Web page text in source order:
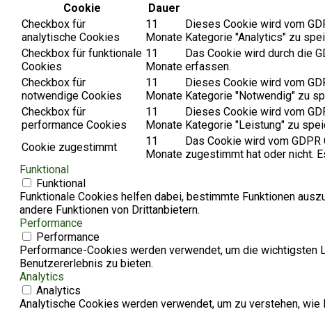
Cookie
Dauer
Checkbox für
analytische Cookies
11
Monate
Dieses Cookie wird vom
Kategorie "Analytics" zu
Checkbox für funktionale
Cookies
11
Monate
Das Cookie wird durch die
erfassen.
Checkbox für
notwendige Cookies
11
Monate
Dieses Cookie wird vom
Kategorie "Notwendig" zu
Checkbox für
performance Cookies
11
Monate
Dieses Cookie wird vom
Kategorie "Leistung" zu
Cookie zugestimmt
11
Monate
Das Cookie wird vom
zugestimmt hat oder nicht.
Funktional
Funktional
Funktionale Cookies helfen dabei, bestimmte Funktionen
andere Funktionen von Drittanbietern.
Performance
Performance
Performance-Cookies werden verwendet, um die
Benutzererlebnis zu bieten.
Analytics
Analytics
Analytische Cookies werden verwendet, um zu verstehen,